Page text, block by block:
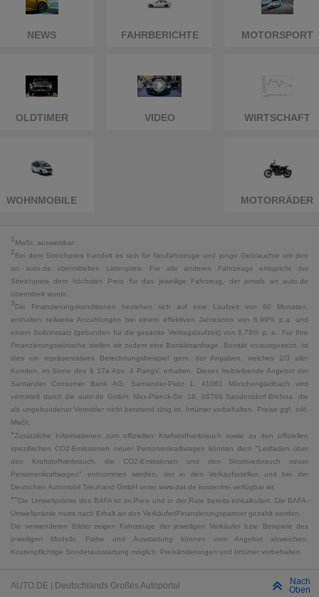
NEWS FAHRBERICHTE MOTORSPORT
OLDTIMER VIDEO WIRTSCHAFT
WOHNMOBILE MOTORRÄDER
1MwSt. ausweisbar
2Bei dem Streichpreis handelt es sich für Neufahrzeuge und junge Gebrauchte um den
an auto.de übermittelten Listenpreis. Für alle anderen Fahrzeuge entspricht der
Streichpreis dem höchsten Preis für das jeweilige Fahrzeug, der jemals an auto.de
übermittelt wurde.
3Die Finanzierungskonditionen beziehen sich auf eine Laufzeit von 60 Monaten,
enthalten teilweise Anzahlungen bei einem effektiven Jahreszins von 6,99% p.a. und
einem Sollzinssatz (gebunden für die gesamte Vertragslaufzeit) von 6,78% p. a.. Für Ihre
Finanzierungswünsche stellen wir zudem eine Bonitätsanfrage. Bonität vorausgesetzt, ist
dies ein repräsentatives Berechnungsbeispiel gem. der Angaben, welches 2/3 aller
Kunden, im Sinne des § 17a Abs. 4 PangV, erhalten. Dieses freibleibende Angebot der
Santander Consumer Bank AG, Santander-Platz 1, 41061 Mönchengladbach wird
vermittelt durch die auto.de GmbH, Max-Planck-Str. 19, 06796 Sandersdorf-Brehna, die
als ungebundener Vermittler nicht beratend tätig ist. Irrtümer vorbehalten. Preise ggf. inkl.
MwSt.
*Zusätzliche Informationen zum offiziellen Kraftstoffverbrauch sowie zu den offiziellen
spezifischen CO2-Emissionen neuer Personenkraftwagen können dem "Leitfaden über
den Kraftstoffverbrauch, die CO2-Emissionen und den Stromverbrauch neuer
Personenkraftwagen" entnommen werden, der in den Verkaufsstellen und bei der
Deutschen Automobil Treuhand GmbH unter www.dat.de kostenfrei verfügbar ist.
**Die Umweltprämie des BAFA ist im Preis und in der Rate bereits einkalkuliert. Die BAFA-
Umweltprämie muss nach Erhalt an den Verkäufer/Finanzierungspartner gezahlt werden.
Die verwendeten Bilder zeigen Fahrzeuge der jeweiligen Verkäufer bzw. Beispiele des
jeweiligen Modells. Farbe und Ausstattung können vom Angebot abweichen.
Kostenpflichtige Sonderausstattung möglich. Preisänderungen und Irrtümer vorbehalten.
AUTO.DE | Deutschlands Großes Autoportal
Nach
Oben